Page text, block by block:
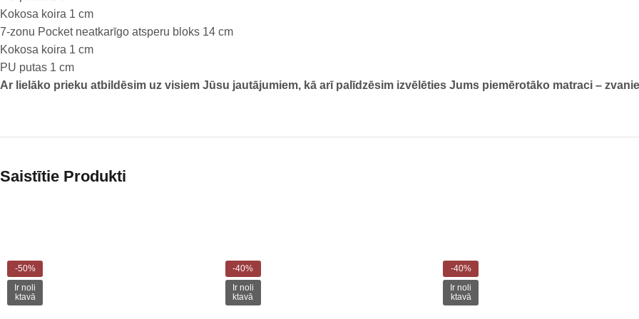
Kokosa koira 1 cm
7-zonu Pocket neatkarīgo atsperu bloks 14 cm
Kokosa koira 1 cm
PU putas 1 cm
Ar lielāko prieku atbildēsim uz visiem Jūsu jautājumiem, kā arī palīdzēsim izvēlēties Jums piemērotāko matraci –
Saistītie Produkti
-50%
Ir noli
ktavā
-40%
Ir noli
ktavā
-40%
Ir noli
ktavā